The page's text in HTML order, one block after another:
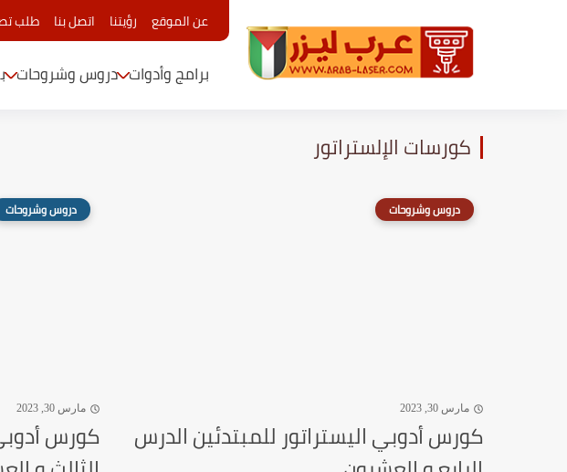
عن الموقع رؤيتنا اتصل بنا طلب
برامج وأدوات دروس وشروحات
كورسات الإلستراتور
دروس وشروحات
مارس 30, 2023
كورس أدوبي اليستراتور للمبتدئين الدرس
دروس وشروحات
مارس 30, 2023
كورس